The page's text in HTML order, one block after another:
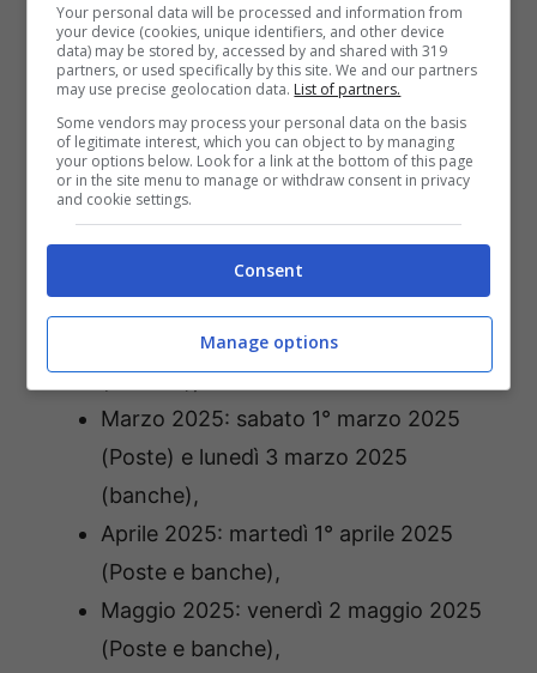
museosannasassari.it
Per avere un quadro completo dei pagamenti
delle pensioni nell’anno 2025di seguito
riportiamo il riepilogo.
Gennaio 2025: venerdì 3 gennaio 2025
(Poste e banche),
Febbraio 2025: sabato 1° febbraio
2025 (Poste) e lunedì 3 febbraio 2025
(banche),
Marzo 2025: sabato 1° marzo 2025
(Poste) e lunedì 3 marzo 2025
(banche),
Aprile 2025: martedì 1° aprile 2025
(Poste e banche),
Maggio 2025: venerdì 2 maggio 2025
(Poste e banche),
Your personal data will be processed and information from
your device (cookies, unique identifiers, and other device
data) may be stored by, accessed by and shared with 319
partners, or used specifically by this site. We and our partners
may use precise geolocation data. List of partners.
Some vendors may process your personal data on the basis
of legitimate interest, which you can object to by managing
your options below. Look for a link at the bottom of this page
or in the site menu to manage or withdraw consent in privacy
and cookie settings.
Consent
Manage options